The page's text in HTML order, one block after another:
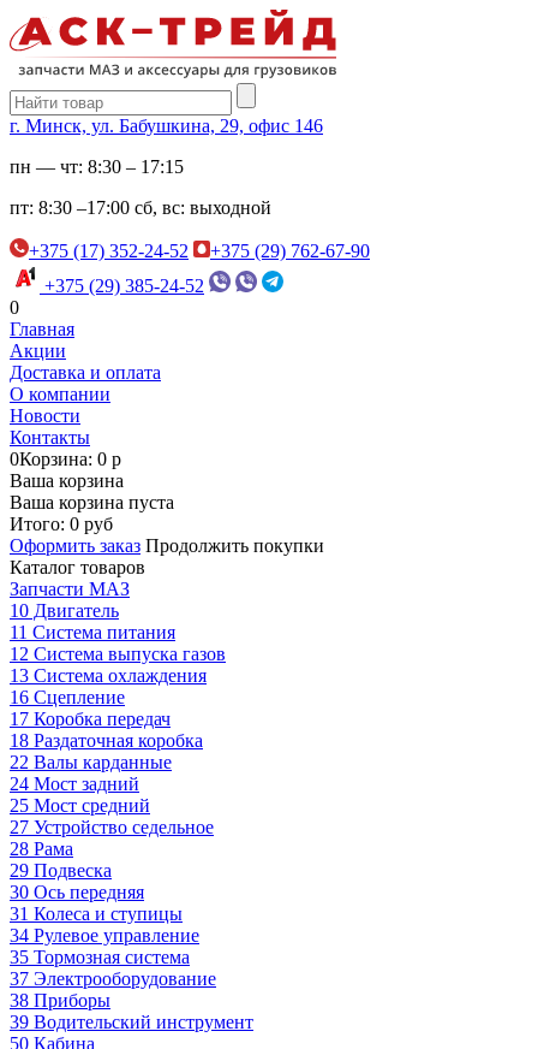
г. Минск, ул. Бабушкина, 29, офис 146
пн — чт: 8:30 – 17:15
пт: 8:30 –17:00 сб, вс: выходной
+375 (17) 352-24-52
+375 (29) 762-67-90
+375 (29) 385-24-52
0
Главная
Акции
Доставка и оплата
О компании
Новости
Контакты
0Корзина: 0 р
Ваша корзина
Ваша корзина пуста
Итого: 0 руб
Оформить заказ Продолжить покупки
Каталог товаров
Запчасти МАЗ
10 Двигатель
11 Система питания
12 Система выпуска газов
13 Система охлаждения
16 Сцепление
17 Коробка передач
18 Раздаточная коробка
22 Валы карданные
24 Мост задний
25 Мост средний
27 Устройство седельное
28 Рама
29 Подвеска
30 Ось передняя
31 Колеса и ступицы
34 Рулевое управление
35 Тормозная система
37 Электрооборудование
38 Приборы
39 Водительский инструмент
50 Кабина